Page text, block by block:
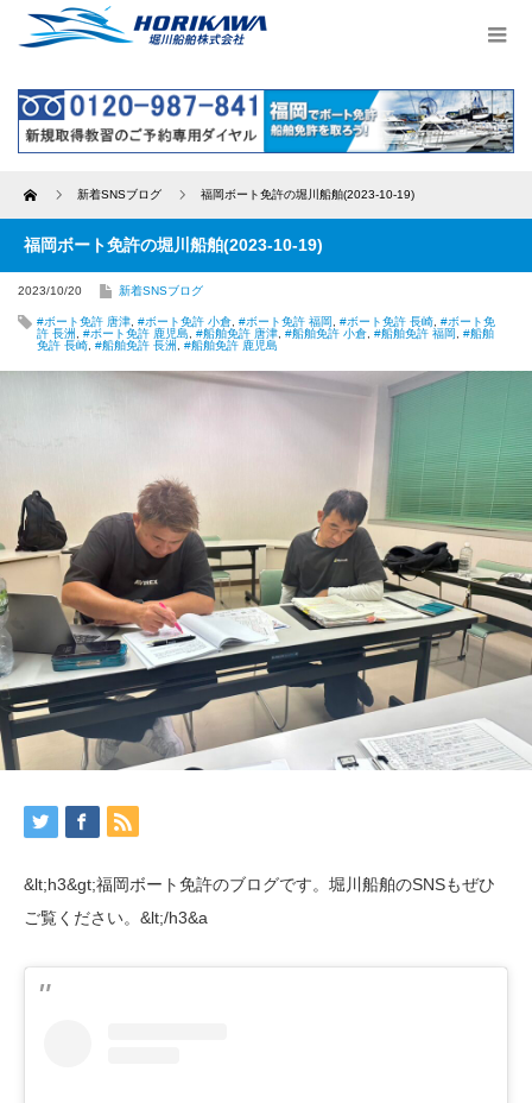
Home 新着SNSブログ 福岡ボート免許の堀川船舶(2023-10-19)
福岡ボート免許の堀川船舶(2023-10-19)
2023/10/20 新着SNSブログ
#ボート免許 唐津 #ボート免許 小倉 #ボート免許 福岡 #ボート免許 長崎 #ボート免
許 長洲
#ボート免許 鹿児島 #船舶免許 唐津 #船舶免許 小倉 #船舶免許 福岡
#船舶
免許 長崎 #船舶免許 長洲 #船舶免許 鹿児島
&lt;h3&gt;福岡ボート免許のブログです。堀川船舶のSNSもぜひ
ご覧ください。&lt;/h3&a